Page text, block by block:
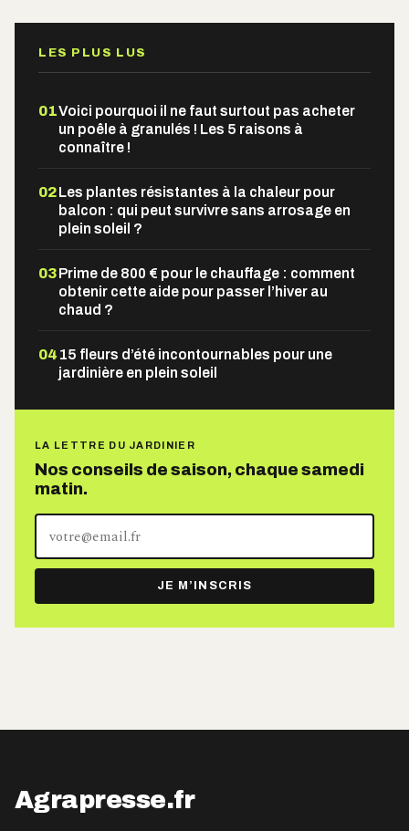
LES PLUS LUS
01Voici pourquoi il ne faut surtout pas acheter
un poêle à granulés ! Les 5 raisons à
connaître !
02Les plantes résistantes à la chaleur pour
balcon : qui peut survivre sans arrosage en
plein soleil ?
03Prime de 800 € pour le chauffage : comment
obtenir cette aide pour passer l’hiver au
chaud ?
04 15 fleurs d’été incontournables pour une
jardinière en plein soleil
LA LETTRE DU JARDINIER
Nos conseils de saison, chaque samedi
matin.
adresse
e-
mail
JE M’INSCRIS
Agrapresse.fr